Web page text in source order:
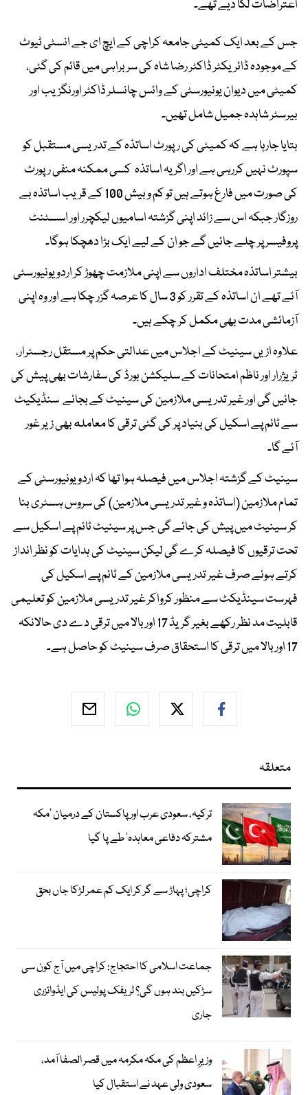
اعتراضات لگا دیے تھے۔
جس کے بعد ایک کمیٹی جامعہ کراچی کے ایچ ای جے انسٹی ٹیوٹ
کے موجودہ ڈائریکٹر ڈاکٹر رضا شاہ کی سربراہی میں قائم کی گئی،
کمیٹی میں دیوان یونیورسٹی کے وائس چانسلر ڈاکٹر اورنگزیب اور
بیرسٹر شاہدہ جمیل شامل تھیں۔
بتایا جارہا ہے کہ کمیٹی کی رپورٹ اساتذہ کے تدریسی مستقبل کو
سپورٹ نہیں کررہی ہے اور اگر یہ اساتذہ کسی ممکنہ منفی رپورٹ
کی صورت میں فارغ ہوتے ہیں تو کم و بیش 100 کے قریب اساتذہ بے
روزگار جبکہ اس سے زائد اپنی گزشتہ اسامیوں لیکچرر اور اسسٹنٹ
پروفیسر پر چلے جائیں گے جو ان کے لیے ایک بڑا دھچکا ہوگا۔
بیشتر اساتذہ مختلف اداروں سے اپنی ملازمت چھوڑ کر اردو یونیورسٹی
آئے تھے ان اساتذہ کے تقرر کو 3 سال کا عرصہ گزر چکا ہے اور وہ اپنی
آزمائشی مدت بھی مکمل کر چکے ہیں۔
علاوہ ازیں سینیٹ کے اجلاس میں عدالتی حکم پر مستقل رجسٹرار،
ٹریژرار اور ناظم امتحانات کے سلیکشن بورڈ کی سفارشات بھی پیش کی
جائیں گی اور غیر تدریسی ملازمین کی سینیٹ کے بجائے سنڈیکیٹ
سے ٹائم پے اسکیل کی بنیاد پر کی گئی ترقی کا معامله بھی زیر غور
آئے گا۔
سینیٹ کے گزشتہ اجلاس میں فیصلہ ہوا تھا کہ اردو یونیورسٹی کے
تمام ملازمین (اساتذہ و غیر تدریسی ملازمین) کی سروس ہسٹری بنا
کر سینیٹ میں پیش کی جائے گی جس پر سینیٹ ٹائم پے اسکیل سے
تحت ترقیوں کا فیصلہ کرے گی لیکن سینیٹ کی ہدایات کو نظر انداز
کرتے ہوئے صرف غیر تدریسی ملازمین کے ٹائم پے اسکیل کی
فہرست سینڈیکٹ سے منظور کرواکر غیر تدریسی ملازمین کو تعلیمی
قابلیت مد نظر رکھے بغیر گریڈ 17 اور بالا میں ترقی دے دی حالانکہ
17 اور بالا میں ترقی کا استحقاق صرف سینیٹ کو حاصل ہے۔
متعلقہ
ترکیہ، سعودی عرب اور پاکستان کے درمیان ’مکہ
مشترکہ دفاعی معاہدہ‘ طے پا گیا
کراچی؛ پہاڑ سے گر کر ایک کم عمر لڑکا جاں بحق
جماعت اسلامی کا احتجاج: کراچی میں آج کون سی
سڑکیں بند ہوں گی؟ ٹریفک پولیس کی ایڈوائزری
جاری
وزیرِ اعظم کی مکہ مکرمہ میں قصر الصفا آمد،
سعودی ولی عہد نے استقبال کیا